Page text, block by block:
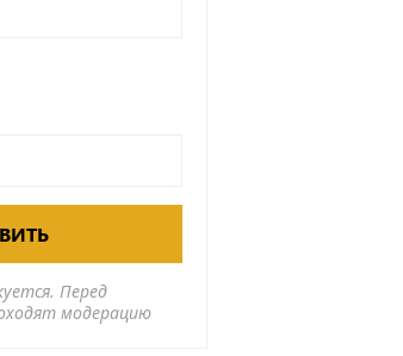
Перед
модерацию